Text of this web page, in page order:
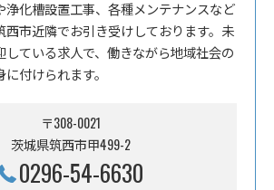
浄化槽設置工事、各種メンテナンスなど
西市近隣でお引き受けしております。未
している求人で、働きながら地域社会の
付けられます。
〒308-0021
茨城県筑西市甲499-2
0296-54-6630